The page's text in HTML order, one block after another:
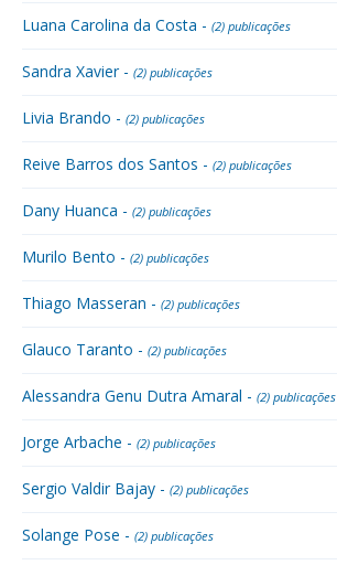
Luana Carolina da Costa - (2) publicações
Sandra Xavier - (2) publicações
Livia Brando - (2) publicações
Reive Barros dos Santos - (2) publicações
Dany Huanca - (2) publicações
Murilo Bento - (2) publicações
Thiago Masseran - (2) publicações
Glauco Taranto - (2) publicações
Alessandra Genu Dutra Amaral - (2) publicações
Jorge Arbache - (2) publicações
Sergio Valdir Bajay - (2) publicações
Solange Pose - (2) publicações